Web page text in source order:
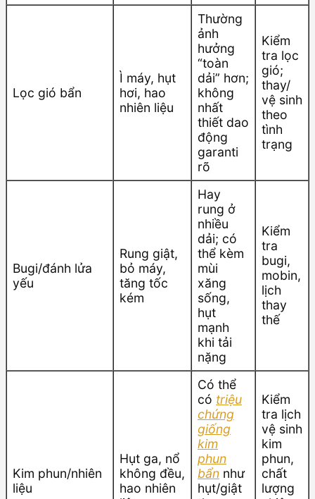
Lọc gió bẩn
Ì máy, hụt
hơi, hao
nhiên liệu
Thường
ảnh
hưởng
“toàn
dải” hơn;
không
nhất
thiết dao
động
garanti
rõ
Kiểm
tra lọc
gió;
thay/
vệ sinh
theo
tình
trạng
Bugi/đánh lửa
yếu
Rung giật,
bỏ máy,
tăng tốc
kém
Hay
rung ở
nhiều
dải; có
thể kèm
mùi
xăng
sống,
hụt
mạnh
khi tải
nặng
Kiểm
tra
bugi,
mobin,
lịch
thay
thế
Kim phun/nhiên
liệu
Hụt ga, nổ
không đều,
hao nhiên
Có thể
có triệu
chứng
giống
kim
phun
bẩn như
hụt/giật
Kiểm
tra lịch
vệ sinh
kim
phun,
chất
lượng